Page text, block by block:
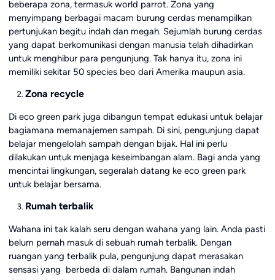
beberapa zona, termasuk world parrot. Zona yang
menyimpang berbagai macam burung cerdas menampilkan
pertunjukan begitu indah dan megah. Sejumlah burung cerdas
yang dapat berkomunikasi dengan manusia telah dihadirkan
untuk menghibur para pengunjung. Tak hanya itu, zona ini
memiliki sekitar 50 species beo dari Amerika maupun asia.
Zona recycle
Di eco green park juga dibangun tempat edukasi untuk belajar
bagiamana memanajemen sampah. Di sini, pengunjung dapat
belajar mengelolah sampah dengan bijak. Hal ini perlu
dilakukan untuk menjaga keseimbangan alam. Bagi anda yang
mencintai lingkungan, segeralah datang ke eco green park
untuk belajar bersama.
Rumah terbalik
Wahana ini tak kalah seru dengan wahana yang lain. Anda pasti
belum pernah masuk di sebuah rumah terbalik. Dengan
ruangan yang terbalik pula, pengunjung dapat merasakan
sensasi yang berbeda di dalam rumah. Bangunan indah